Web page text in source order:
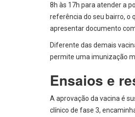
8h às 17h para atender a
referência do seu bairro, o
apresentar documento
Diferente das demais
permite uma imunização
Ensaios e
A aprovação da vacina é
clínico de fase 3,